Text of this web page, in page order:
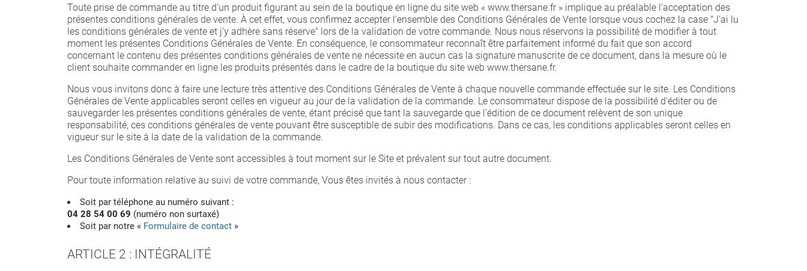
Toute prise de commande au titre d'un produit figurant au sein de la boutique en ligne du site web « www.thersane.fr » implique au préalable l'acceptation des
présentes conditions générales de vente. À cet effet, vous confirmez accepter l'ensemble des Conditions Générales de Vente lorsque vous cochez la case "J'ai lu
les conditions générales de vente et j'y adhère sans réserve" lors de la validation de votre commande. Nous nous réservons la possibilité de modifier à tout
moment les présentes Conditions Générales de Vente. En conséquence, le consommateur reconnaît être parfaitement informé du fait que son accord
concernant le contenu des présentes conditions générales de vente ne nécessite en aucun cas la signature manuscrite de ce document, dans la mesure où le
client souhaite commander en ligne les produits présentés dans le cadre de la boutique du site web www.thersane.fr.
Nous vous invitons donc à faire une lecture très attentive des Conditions Générales de Vente à chaque nouvelle commande effectuée sur le site. Les Conditions
Générales de Vente applicables seront celles en vigueur au jour de la validation de la commande. Le consommateur dispose de la possibilité d'éditer ou de
sauvegarder les présentes conditions générales de vente, étant précisé que tant la sauvegarde que l'édition de ce document relèvent de son unique
responsabilité, ces conditions générales de vente pouvant être susceptible de subir des modifications. Dans ce cas, les conditions applicables seront celles en
vigueur sur le site à la date de la validation de la commande.
Les Conditions Générales de Vente sont accessibles à tout moment sur le Site et prévalent sur tout autre document.
Pour toute information relative au suivi de votre commande, Vous êtes invités à nous contacter :
Soit par téléphone au numéro suivant :
04 28 54 00 69 (numéro non surtaxé)
Soit par notre « Formulaire de contact »
ARTICLE 2 : INTÉGRALITÉ